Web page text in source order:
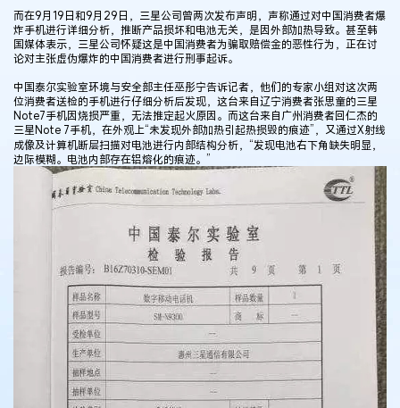
而在9月19日和9月29日，三星公司曾两次发布声明，声称通过对中国消费者爆
炸手机进行详细分析，推断产品损坏和电池无关，是因外部加热导致。甚至韩
国媒体表示，三星公司怀疑这是中国消费者为骗取赔偿金的恶性行为，正在讨
论对主张虚伪爆炸的中国消费者进行刑事起诉。
中国泰尔实验室环境与安全部主任巫彤宁告诉记者，他们的专家小组对这次两
位消费者送检的手机进行仔细分析后发现，这台来自辽宁消费者张思童的三星
Note7手机因烧损严重，无法推定起火原因。而这台来自广州消费者回仁杰的
三星Note 7手机，在外观上“未发现外部加热引起热损毁的痕迹”，又通过X射线
成像及计算机断层扫描对电池进行内部结构分析，“发现电池右下角缺失明显，
边际模糊。电池内部存在铝熔化的痕迹。”